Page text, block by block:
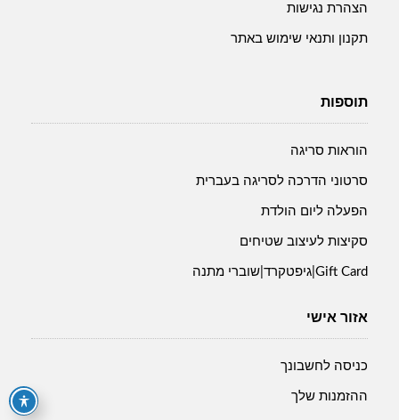
הצהרת נגישות
תקנון ותנאי שימוש באתר
תוספות
הוראות סריגה
סרטוני הדרכה לסריגה בעברית
הפעלה ליום הולדת
סקיצות לעיצוב שטיחים
Gift Card|גיפטקרד|שוברי מתנה
אזור אישי
כניסה לחשבונך
ההזמנות שלך